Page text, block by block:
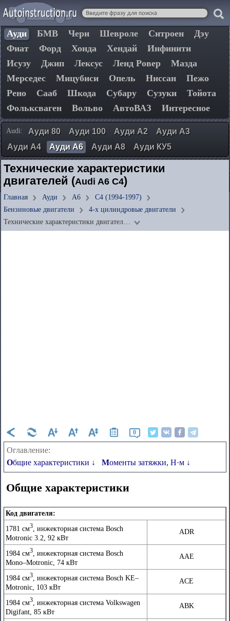
Ауди БМВ Чери Шевроле Ситроен
Дэу
Фиат
Форд Хонда Хендай
Инфинити
Исузу
Джип Лексус Ленд Ровер
Мазда
Мерседес
Мицубиси Опель Ниссан
Пежо
Рено
Сааб Шкода Субару Сузуки
Тойота
Фольксваген
Вольво АвтоВАЗ Интересное
Audi: Ауди 80 Ауди 100 Ауди А2
Ауди А3
Ауди А4
Ауди А6 Ауди А8 Ауди КУ5
Технические характеристики
двигателей (Audi A6 C4)
Главная Ауди А6
C4 (1994-1997)
Бензиновые двигатели
4-х цилиндровые двигатели
Технические характеристики двигател…
0
Оглавление:
Общие характеристики ↓
Моменты затяжки, Н·м ↓
Общие характеристики
Код двигателя:
1781 см3 , инжекторная система Bosch
Motronic 3.2, 92 кВт
ADR
1984 см3 , инжекторная система Bosch
Mono–Motronic, 74 кВт
AAE
1984 см3 , инжекторная система Bosch KE–
Motronic, 103 кВт
ACE
1984 см3 , инжекторная система Volkswagen
Digifant, 85 кВт
ABK